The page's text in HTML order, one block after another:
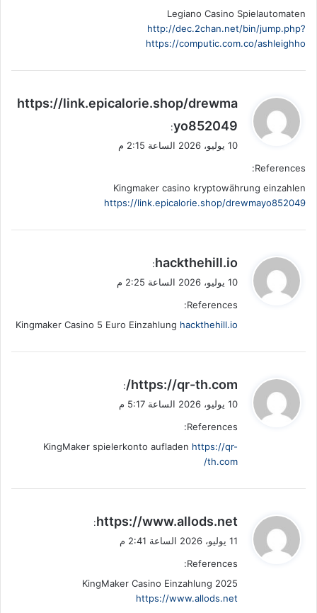
Legiano Casino Spielautomaten
http://dec.2chan.net/bin/jump.php?
https://computic.com.co/ashleighho
ي
و
ل
https://link.epicalorie.shop/drewma
yo852049
:
10 يوليو، 2026 الساعة 2:15 م
References:
Kingmaker casino kryptowährung einzahlen
https://link.epicalorie.shop/drewmayo852049
ي
ل
hackthehill.io
:
10 يوليو، 2026 الساعة 2:25 م
References:
Kingmaker Casino 5 Euro Einzahlung hackthehill.io
ي
ل
https://qr-th.com/
:
10 يوليو، 2026 الساعة 5:17 م
References:
KingMaker spielerkonto aufladen https://qr-
th.com/
ي
ل
https://www.allods.net
:
11 يوليو، 2026 الساعة 2:41 م
References:
KingMaker Casino Einzahlung 2025
https://www.allods.net